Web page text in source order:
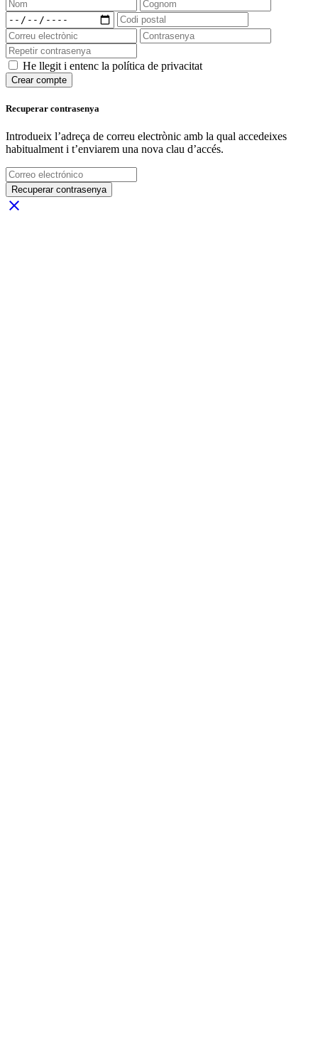
He llegit i entenc la política de privacitat
Crear compte
Recuperar contrasenya
Introdueix l’adreça de correu electrònic amb la qual accedeixes
habitualment i t’enviarem una nova clau d’accés.
Recuperar contrasenya
close